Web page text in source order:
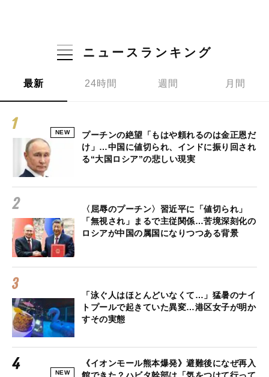
ニュースランキング
最新 24時間 週間 月間
NEW
プーチンの絶望「もはや頼れるのは金正恩だ
け」…中国に値切られ、インドに振り回され
る“大国ロシア”の悲しい現実
〈屈辱のプーチン〉習近平に「値切られ」
「無視され」まるで主従関係…苦境深刻化の
ロシアが中国の属国になりつつある背景
「泳ぐ人はほとんどいなくて…」猛暑のナイ
トプールで起きていた異変…港区女子が明か
すその実態
NEW
《イオンモール熊本爆発》避難後になぜ再入